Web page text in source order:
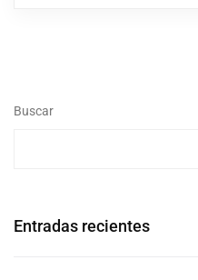
Buscar
Entradas recientes